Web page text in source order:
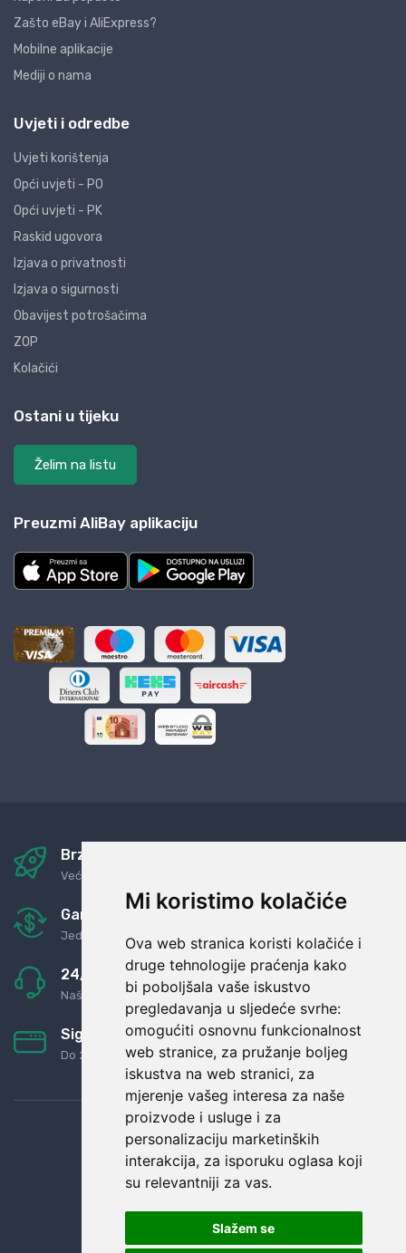
Mi koristimo kolačiće
Ova web stranica koristi kolačiće i
druge tehnologije praćenja kako
bi poboljšala vaše iskustvo
pregledavanja u sljedeće svrhe:
omogućiti osnovnu funkcionalnost
web stranice, za pružanje boljeg
iskustva na web stranici, za
mjerenje vašeg interesa za naše
proizvode i usluge i za
personalizaciju marketinških
interakcija, za isporuku oglasa koji
su relevantniji za vas.
Slažem se
Zašto eBay i AliExpress?
Mobilne aplikacije
Mediji o nama
Uvjeti i odredbe
Uvjeti korištenja
Opći uvjeti - PO
Opći uvjeti - PK
Raskid ugovora
Izjava o privatnosti
Izjava o sigurnosti
Obavijest potrošačima
ZOP
Kolačići
Ostani u tijeku
Želim na listu
Preuzmi AliBay aplikaciju
Brza i sigurna dostava
Već za nekoliko dana kod vas
Garancija u povrat novaca
Jednostavno pravilo: Roba za novac
24/7 odlična podrška
Naši agenti uvijek na raspolaganju
Sigurno obročno plaćanje
Do 24 rata bez kamata